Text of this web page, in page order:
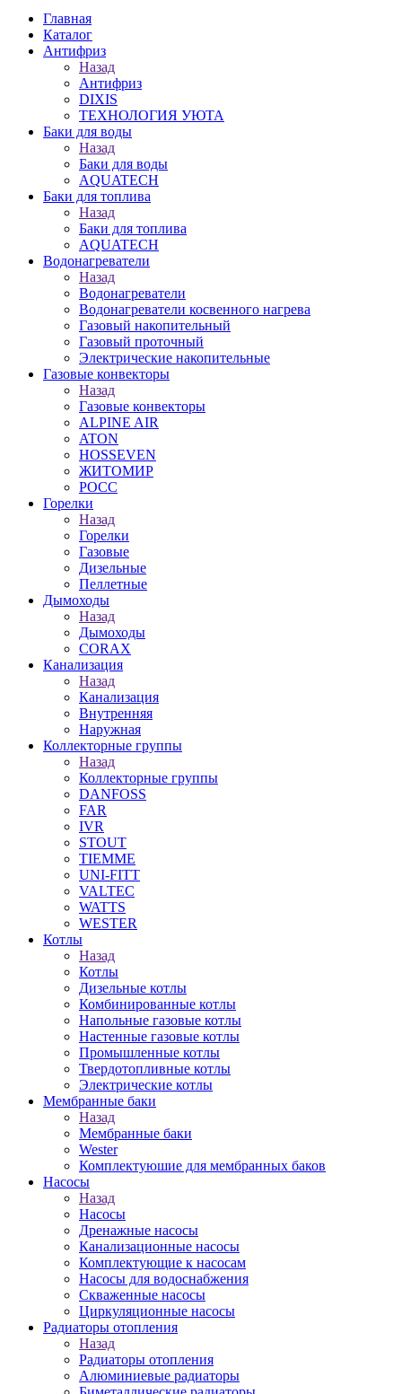
Главная
Каталог
Антифриз
Назад
Антифриз
DIXIS
ТЕХНОЛОГИЯ УЮТА
Баки для воды
Назад
Баки для воды
AQUATECH
Баки для топлива
Назад
Баки для топлива
AQUATECH
Водонагреватели
Назад
Водонагреватели
Водонагреватели косвенного нагрева
Газовый накопительный
Газовый проточный
Электрические накопительные
Газовые конвекторы
Назад
Газовые конвекторы
ALPINE AIR
ATON
HOSSEVEN
ЖИТОМИР
РОСС
Горелки
Назад
Горелки
Газовые
Дизельные
Пеллетные
Дымоходы
Назад
Дымоходы
CORAX
Канализация
Назад
Канализация
Внутренняя
Наружная
Коллекторные группы
Назад
Коллекторные группы
DANFOSS
FAR
IVR
STOUT
TIEMME
UNI-FITT
VALTEC
WATTS
WESTER
Котлы
Назад
Котлы
Дизельные котлы
Комбинированные котлы
Напольные газовые котлы
Настенные газовые котлы
Промышленные котлы
Твердотопливные котлы
Электрические котлы
Мембранные баки
Назад
Мембранные баки
Wester
Комплектуюшие для мембранных баков
Насосы
Назад
Насосы
Дренажные насосы
Канализационные насосы
Комплектующие к насосам
Насосы для водоснабжения
Скваженные насосы
Циркуляционные насосы
Радиаторы отопления
Назад
Радиаторы отопления
Алюминиевые радиаторы